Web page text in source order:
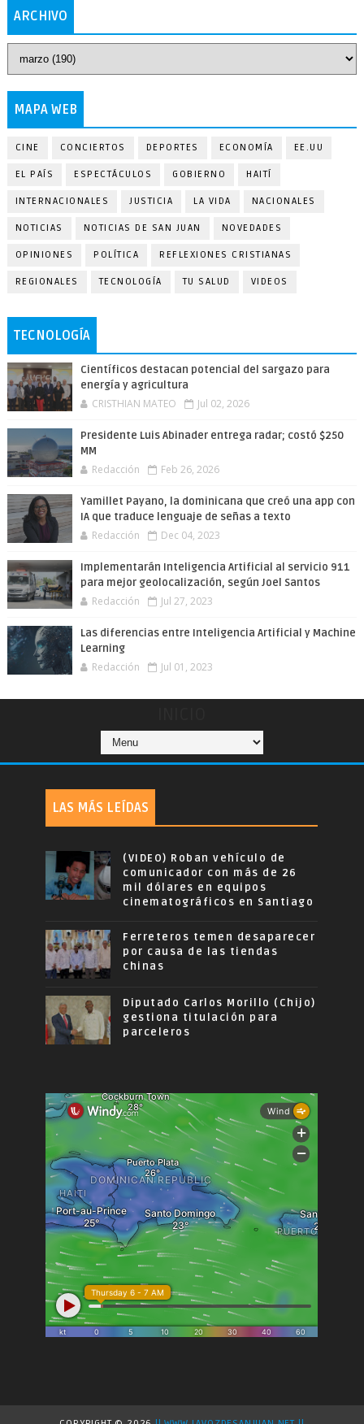
ARCHIVO
MAPA WEB
CINE CONCIERTOS DEPORTES ECONOMÍA EE.UU
EL PAÍS ESPECTÁCULOS GOBIERNO HAITÍ
INTERNACIONALES JUSTICIA LA VIDA NACIONALES
NOTICIAS NOTICIAS DE SAN JUAN NOVEDADES
OPINIONES POLÍTICA REFLEXIONES CRISTIANAS
REGIONALES TECNOLOGÍA TU SALUD VIDEOS
TECNOLOGÍA
Científicos destacan potencial del sargazo para
energía y agricultura
CRISTHIAN MATEO Jul 02, 2026
Presidente Luis Abinader entrega radar; costó $250
MM
Redacción Feb 26, 2026
Yamillet Payano, la dominicana que creó una app con
IA que traduce lenguaje de señas a texto
Redacción Dec 04, 2023
Implementarán Inteligencia Artificial al servicio 911
para mejor geolocalización, según Joel Santos
Redacción Jul 27, 2023
Las diferencias entre Inteligencia Artificial y Machine
Learning
Redacción Jul 01, 2023
LAS MÁS LEÍDAS
(VIDEO) Roban vehículo de
comunicador con más de 26
mil dólares en equipos
cinematográficos en Santiago
Ferreteros temen desaparecer
por causa de las tiendas
chinas
Diputado Carlos Morillo (Chijo)
gestiona titulación para
parceleros